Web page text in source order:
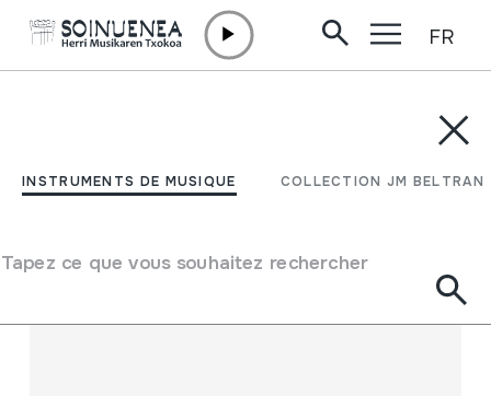
INSTRUMENTS DE MUSIQUE COLLECTION JM BELTRAN
Tapez ce que vous souhaitez rechercher
FR
COLLECTION JM BELTRAN
Filtrer